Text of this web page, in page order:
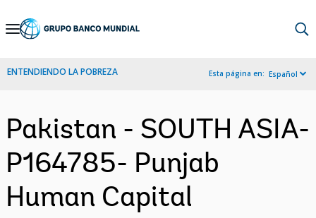
Skip
Navigation
ENTENDIENDO LA POBREZA Esta página en: Español
Pakistan - SOUTH ASIA-
P164785- Punjab
Human Capital